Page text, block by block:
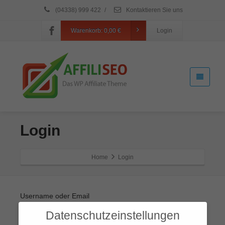
(04338) 999 422 / Kontaktieren Sie uns
Warenkorb: 0,00 € Login
Login
Home Login
Username oder Email
Datenschutzeinstellungen